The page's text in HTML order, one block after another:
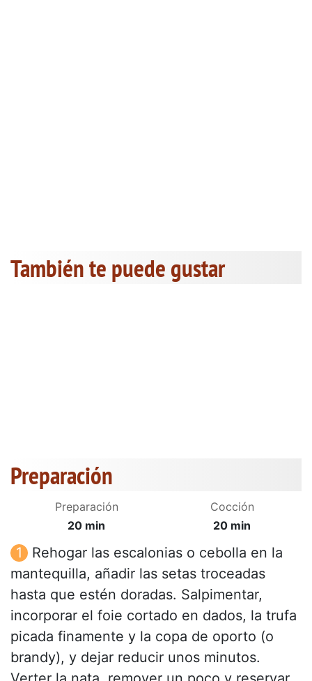
También te puede gustar
Preparación
Preparación
20 min
Cocción
20 min
Rehogar las escalonias o cebolla en la
mantequilla, añadir las setas troceadas
hasta que estén doradas. Salpimentar,
incorporar el foie cortado en dados, la trufa
picada finamente y la copa de oporto (o
brandy), y dejar reducir unos minutos.